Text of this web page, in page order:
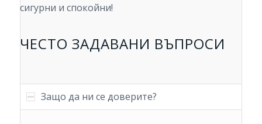
сигурни и спокойни!
ЧЕСТО ЗАДАВАНИ ВЪПРОСИ
Защо да ни се доверите?